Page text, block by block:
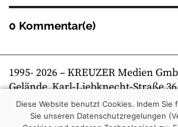
0 Kommentar(e)
1995- 2026– KREUZER Medien
Gelände, Karl-Liebknecht-Straße
Telefon +49 341 269 80 0 | kreuzer
Diese Website benutzt Cookies. Indem Sie
Sie unseren Datenschutzregelungen